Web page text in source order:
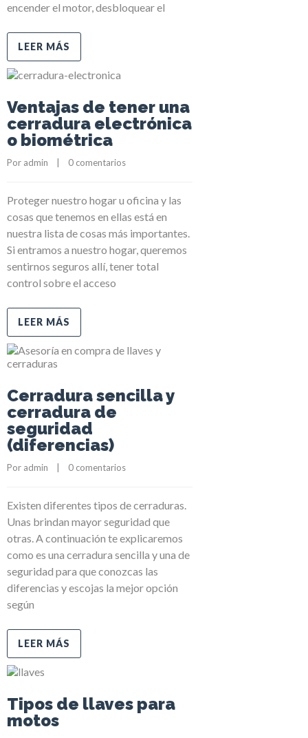
encender el motor, desbloquear el
LEER MÁS
Ventajas de tener una
cerradura electrónica
o biométrica
Por admin 0 comentarios
Proteger nuestro hogar u oficina y las
cosas que tenemos en ellas está en
nuestra lista de cosas más importantes.
Si entramos a nuestro hogar, queremos
sentirnos seguros allí, tener total
control sobre el acceso
LEER MÁS
Cerradura sencilla y
cerradura de
seguridad
(diferencias)
Por admin 0 comentarios
Existen diferentes tipos de cerraduras.
Unas brindan mayor seguridad que
otras. A continuación te explicaremos
como es una cerradura sencilla y una de
seguridad para que conozcas las
diferencias y escojas la mejor opción
según
LEER MÁS
Tipos de llaves para
motos